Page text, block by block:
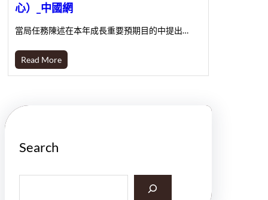
心）_中國網
當局任務陳述在本年成長重要預期目的中提出…
Read More
Search